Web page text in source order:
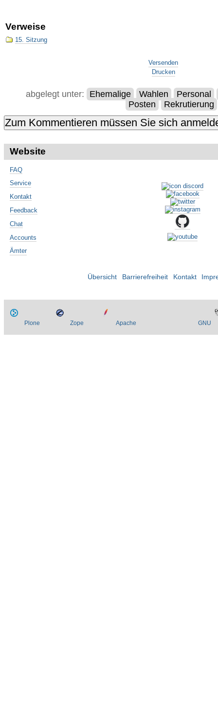
Verweise
15. Sitzung
Versenden
Drucken
abgelegt unter: Ehemalige Wahlen
Personal
Posten
Rekrutierung
Website
FAQ
Service
Kontakt
Feedback
Chat
Accounts
Ämter
Übersicht Barrierefreiheit Kontakt
Plone Zope Apache GNU